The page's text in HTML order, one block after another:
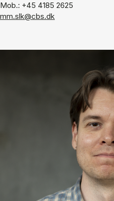
Mob.: +45 4185 2625
mm.slk@cbs.dk